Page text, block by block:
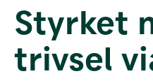
Værktøjer
og viden
Om Velliv
Foreningen
Styrket
trivsel